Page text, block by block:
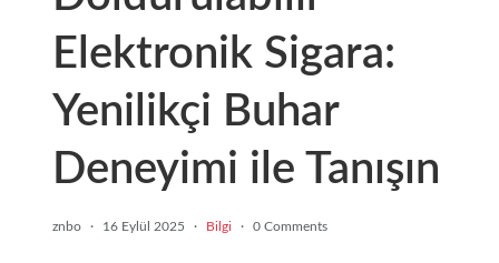
Elektronik Sigara:
Yenilikçi Buhar
Deneyimi ile Tanışın
znbo · 16 Eylül 2025 · Bilgi · 0 Comments